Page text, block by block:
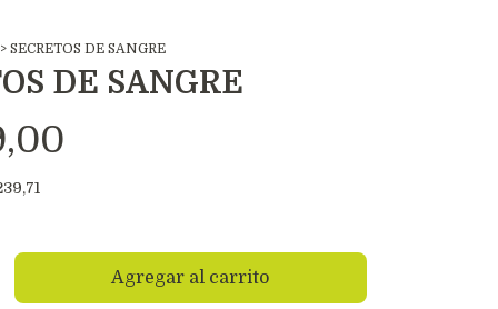
> SECRETOS DE SANGRE
DE SANGRE